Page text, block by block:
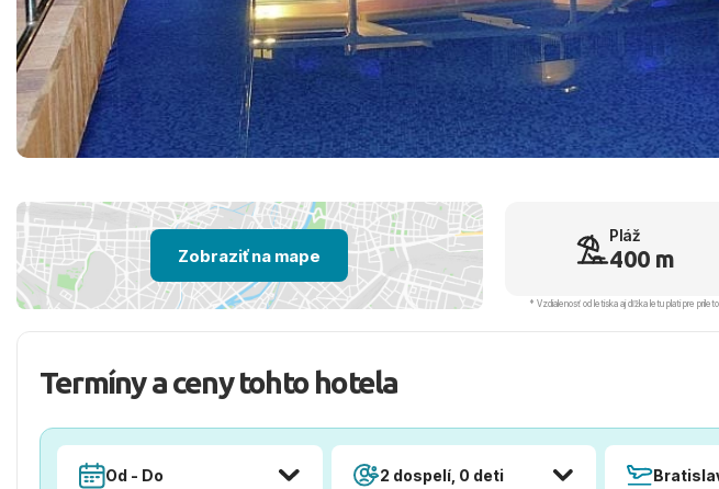
Zobraziť na mape
Pláž
400 m
* Vzdialenosť od letiska aj dľžka letu platí pre
Termíny a ceny tohto hotela
Od - Do 2 dospelí, 0 deti